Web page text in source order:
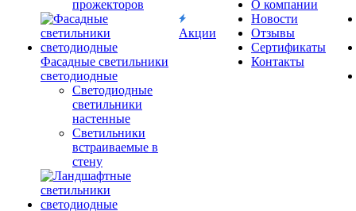
прожекторов
Фасадные светильники
светодиодные
Светодиодные
светильники
настенные
Светильники
встраиваемые в
стену
Акции
О компании
Новости
Отзывы
Сертификаты
Контакты